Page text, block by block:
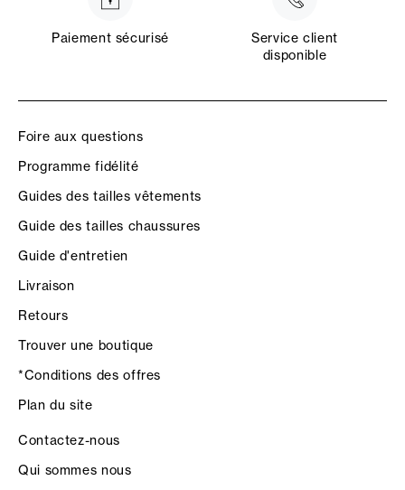
Paiement sécurisé
Service client
disponible
Foire aux questions
Programme fidélité
Guides des tailles vêtements
Guide des tailles chaussures
Guide d'entretien
Livraison
Retours
Trouver une boutique
*Conditions des offres
Plan du site
Contactez-nous
Qui sommes nous